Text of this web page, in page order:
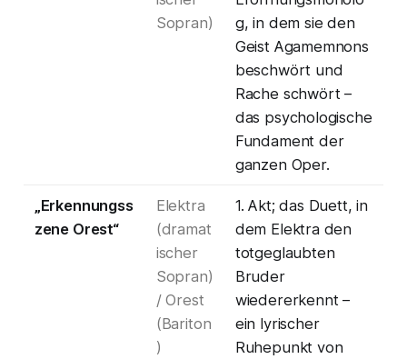
Sopran)
g, in dem sie den
Geist Agamemnons
beschwört und
Rache schwört –
das psychologische
Fundament der
ganzen Oper.
„Erkennungss
zene Orest“
Elektra
(dramat
ischer
Sopran)
/ Orest
(Bariton
)
1. Akt; das Duett, in
dem Elektra den
totgeglaubten
Bruder
wiedererkennt –
ein lyrischer
Ruhepunkt von